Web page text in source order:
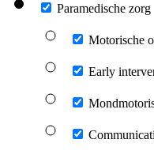
Paramedische zorg
Motorische
Early